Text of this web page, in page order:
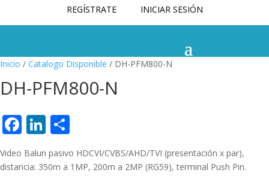
REGÍSTRATE INICIAR SESIÓN
Inicio / Catalogo Disponible / DH-PFM800-N
DH-PFM800-N
F
ac
e
Li
k
o
m
Video Balun pasivo HDCVI/CVBS/AHD/TVI (presentación x par),
distancia: 350m a 1MP, 200m a 2MP (RG59), terminal Push Pin.